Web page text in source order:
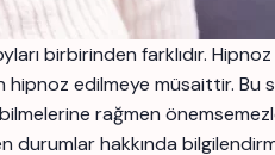
birbirinden farklıdır.
hipnoz edilmeye müsaittir.
rağmen
hakkında